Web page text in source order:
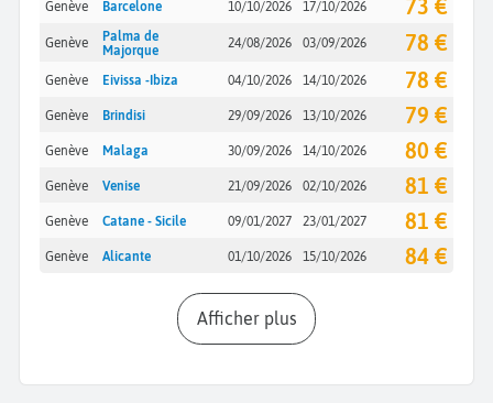
Genève Barcelone 10/10/2026 17/10/2026 73 €
Genève
Palma de
Majorque
24/08/2026 03/09/2026 78 €
Genève Eivissa -Ibiza 04/10/2026 14/10/2026 78 €
Genève Brindisi 29/09/2026 13/10/2026 79 €
Genève Malaga 30/09/2026 14/10/2026 80 €
Genève Venise 21/09/2026 02/10/2026 81 €
Genève Catane - Sicile 09/01/2027 23/01/2027 81 €
Genève Alicante 01/10/2026 15/10/2026 84 €
Afficher plus